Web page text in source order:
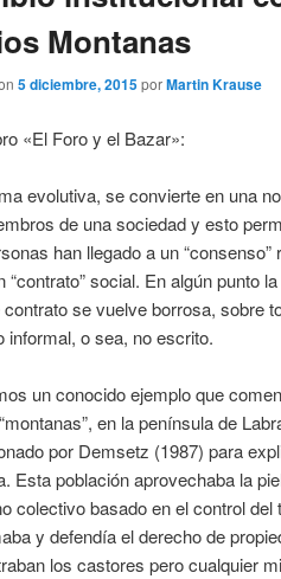
Montanas
5 diciembre, 2015porMartin Krause
«El Foro y el Bazar»:
evolutiva, se convierte en una
de una sociedad y esto
han llegado a un
“contrato” social. En algún punto
se vuelve borrosa, sobre
informal, o sea, no escrito.
un conocido ejemplo que
en la península de
por Demsetz (1987) para
Esta población aprovechaba la
colectivo basado en el control
y defendía el derecho de
los castores pero cualquier